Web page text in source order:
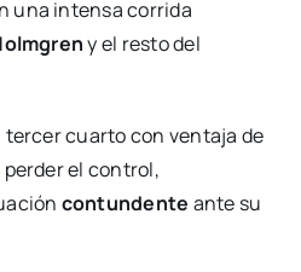
una intensa corrida
y el resto del
tercer cuarto con ventaja de
el control,
contundente ante su